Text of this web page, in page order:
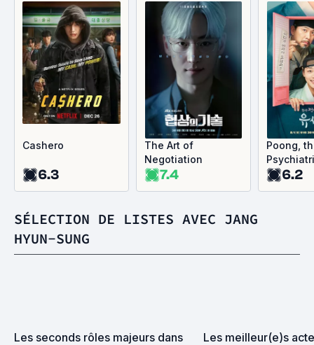
Cashero
6.3
The Art of
Negotiation
7.4
Poong,
6.2
SÉLECTION DE LISTES AVEC JANG
HYUN-SUNG
Les seconds rôles majeurs dans
Les meilleur(e)s